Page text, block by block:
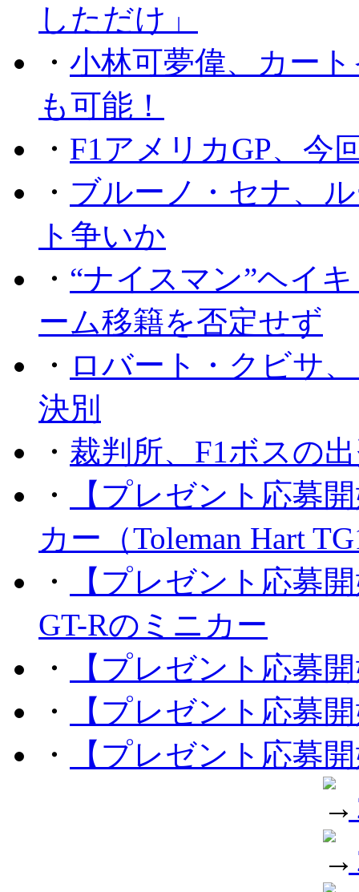
しただけ」
・ 小林可夢偉、カー
も可能！
・ F1アメリカGP、今
・ ブルーノ・セナ、
ト争いか
・ “ナイスマン”ヘイ
ーム移籍を否定せず
・ ロバート・クビサ
決別
・ 裁判所、F1ボスの
・
【プレゼント応募
カー（Toleman Hart
・
【プレゼント応募
GT-Rのミニカー
・
【プレゼント応募
・
【プレゼント応募
・
【プレゼント応募